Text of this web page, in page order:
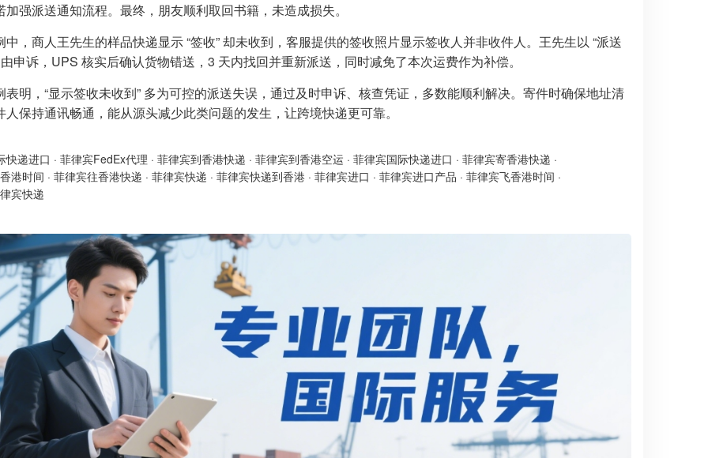
加强派送通知流程。最终，朋友顺利取回书籍，未造成损失。
中，商人王先生的样品快递显示 “签收” 却未收到，客服提供的签收照片显示签收人并非收件人。王先生以 “派送
申诉，UPS 核实后确认货物错送，3 天内找回并重新派送，同时减免了本次运费作为补偿。
表明，“显示签收未收到” 多为可控的派送失误，通过及时申诉、核查凭证，多数能顺利解决。寄件时确保地址清
人保持通讯畅通，能从源头减少此类问题的发生，让跨境快递更可靠。
快递进口 · 菲律宾FedEx代理 · 菲律宾到香港快递 · 菲律宾到香港空运 · 菲律宾国际快递进口 · 菲律宾寄香港快递 ·
港时间 · 菲律宾往香港快递 · 菲律宾快递 · 菲律宾快递到香港 · 菲律宾进口 · 菲律宾进口产品 · 菲律宾飞香港时间 ·
宾快递